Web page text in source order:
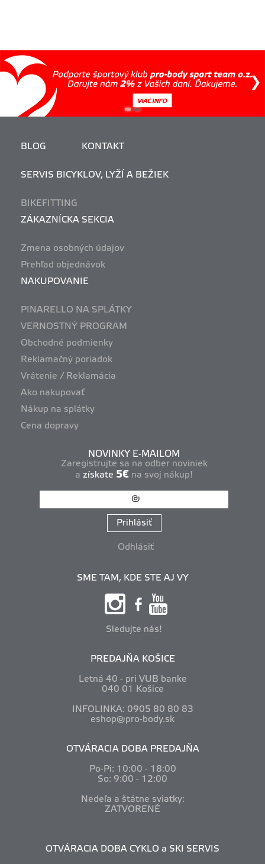
BLOG KONTAKT
SERVIS BICYKLOV, LYŽÍ A BEŽIEK
BIKEFITTING
ZÁKAZNÍCKA SEKCIA
Zmena osobných údajov
Prehľad objednávok
NAKUPOVANIE
PINARELLO NA SPLÁTKY
VERNOSTNÝ PROGRAM
Obchodné podmienky
Reklamačný poriadok
Vrátenie / Reklamácia
Ako nakupovať
Nákup na splátky
Cena dopravy
NOVINKY E-MAILOM
Zaregistrujte sa na odber noviniek
a získate 5€ na svoj nákup!
Prihlásiť
Odhlásiť
SME TAM, KDE STE AJ VY
Sledujte nás!
PREDAJŇA KOŠICE
Letná 40 - pri VUB banke
040 01 Košice
INFOLINKA: 0905 80 80 83
eshop@pro-body.sk
OTVÁRACIA DOBA PREDAJŇA
Po-Pi: 10:00 - 18:00
So: 9:00 - 12:00
Nedeľa a štátne sviatky:
ZATVORENÉ
OTVÁRACIA DOBA CYKLO a SKI SERVIS